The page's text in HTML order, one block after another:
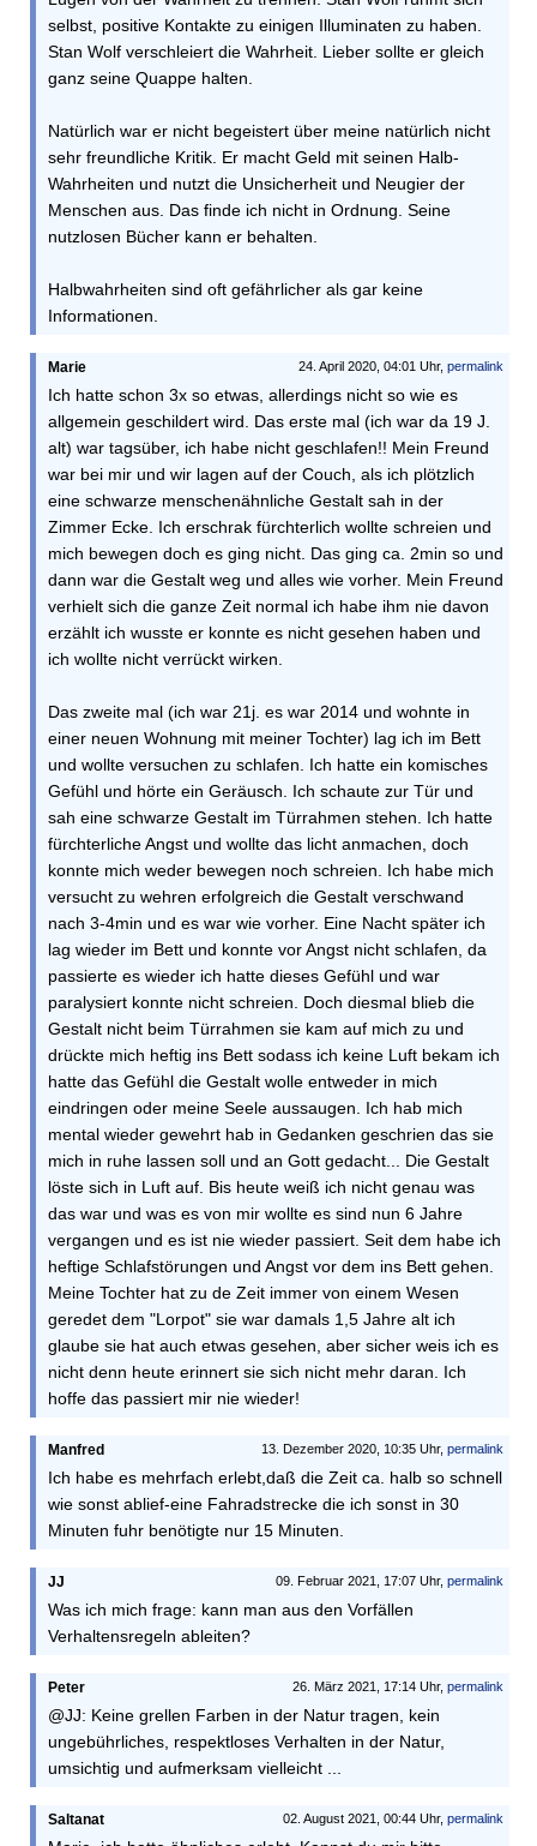
selbst, positive Kontakte zu einigen Illuminaten zu haben.
Stan Wolf verschleiert die Wahrheit. Lieber sollte er gleich
ganz seine Quappe halten.
Natürlich war er nicht begeistert über meine natürlich nicht
sehr freundliche Kritik. Er macht Geld mit seinen Halb-
Wahrheiten und nutzt die Unsicherheit und Neugier der
Menschen aus. Das finde ich nicht in Ordnung. Seine
nutzlosen Bücher kann er behalten.
Halbwahrheiten sind oft gefährlicher als gar keine
Informationen.
24. April 2020, 04:01 Uhr, permalink
Marie
Ich hatte schon 3x so etwas, allerdings nicht so wie es
allgemein geschildert wird. Das erste mal (ich war da 19 J.
alt) war tagsüber, ich habe nicht geschlafen!! Mein Freund
war bei mir und wir lagen auf der Couch, als ich plötzlich
eine schwarze menschenähnliche Gestalt sah in der
Zimmer Ecke. Ich erschrak fürchterlich wollte schreien und
mich bewegen doch es ging nicht. Das ging ca. 2min so und
dann war die Gestalt weg und alles wie vorher. Mein Freund
verhielt sich die ganze Zeit normal ich habe ihm nie davon
erzählt ich wusste er konnte es nicht gesehen haben und
ich wollte nicht verrückt wirken.
Das zweite mal (ich war 21j. es war 2014 und wohnte in
einer neuen Wohnung mit meiner Tochter) lag ich im Bett
und wollte versuchen zu schlafen. Ich hatte ein komisches
Gefühl und hörte ein Geräusch. Ich schaute zur Tür und
sah eine schwarze Gestalt im Türrahmen stehen. Ich hatte
fürchterliche Angst und wollte das licht anmachen, doch
konnte mich weder bewegen noch schreien. Ich habe mich
versucht zu wehren erfolgreich die Gestalt verschwand
nach 3-4min und es war wie vorher. Eine Nacht später ich
lag wieder im Bett und konnte vor Angst nicht schlafen, da
passierte es wieder ich hatte dieses Gefühl und war
paralysiert konnte nicht schreien. Doch diesmal blieb die
Gestalt nicht beim Türrahmen sie kam auf mich zu und
drückte mich heftig ins Bett sodass ich keine Luft bekam ich
hatte das Gefühl die Gestalt wolle entweder in mich
eindringen oder meine Seele aussaugen. Ich hab mich
mental wieder gewehrt hab in Gedanken geschrien das sie
mich in ruhe lassen soll und an Gott gedacht... Die Gestalt
löste sich in Luft auf. Bis heute weiß ich nicht genau was
das war und was es von mir wollte es sind nun 6 Jahre
vergangen und es ist nie wieder passiert. Seit dem habe ich
heftige Schlafstörungen und Angst vor dem ins Bett gehen.
Meine Tochter hat zu de Zeit immer von einem Wesen
geredet dem "Lorpot" sie war damals 1,5 Jahre alt ich
glaube sie hat auch etwas gesehen, aber sicher weis ich es
nicht denn heute erinnert sie sich nicht mehr daran. Ich
hoffe das passiert mir nie wieder!
13. Dezember 2020, 10:35 Uhr, permalink
Manfred
Ich habe es mehrfach erlebt,daß die Zeit ca. halb so schnell
wie sonst ablief-eine Fahradstrecke die ich sonst in 30
Minuten fuhr benötigte nur 15 Minuten.
09. Februar 2021, 17:07 Uhr, permalink
JJ
Was ich mich frage: kann man aus den Vorfällen
Verhaltensregeln ableiten?
26. März 2021, 17:14 Uhr, permalink
Peter
@JJ: Keine grellen Farben in der Natur tragen, kein
ungebührliches, respektloses Verhalten in der Natur,
umsichtig und aufmerksam vielleicht ...
02. August 2021, 00:44 Uhr, permalink
Saltanat